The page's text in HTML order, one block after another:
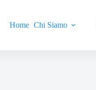
Home Chi Siamo